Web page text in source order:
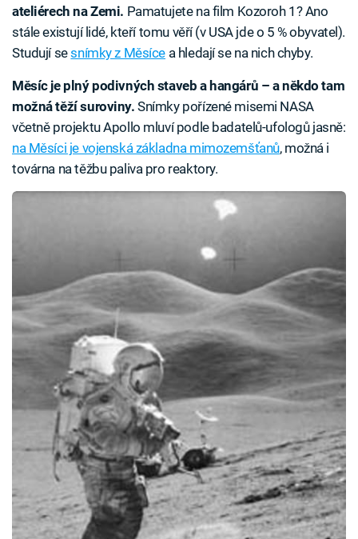
ateliérech na Zemi. Pamatujete na film Kozoroh 1? Ano
stále existují lidé, kteří tomu věří (v USA jde o 5 % obyvatel).
Studují sesnímky z Měsíce a hledají se na nich chyby.
Měsíc je plný podivných staveb a hangárů – a někdo tam
možná těží suroviny. Snímky pořízené misemi NASA
včetně projektu Apollo mluví podle badatelů-ufologů jasně:
na Měsíci je vojenská základna mimozemšťanů, možná i
továrna na těžbu paliva pro reaktory.